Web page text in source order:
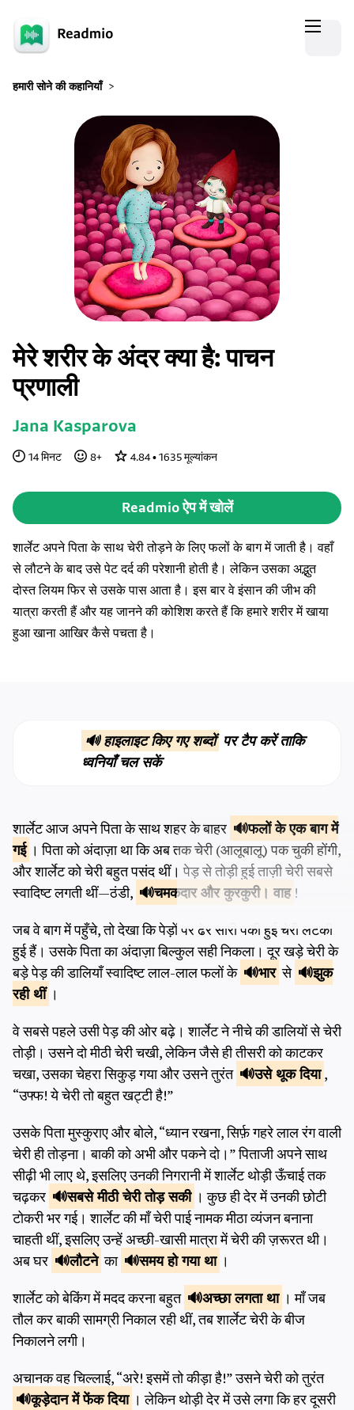
हमारी सोने की कहानियाँ >
मेरे शरीर के अंदर क्या है: पाचन
प्रणाली
Jana Kasparova
14मिनट 8+ 4.84• 1635 मूल्यांकन
Readmio ऐप में खोलें
शार्लेट अपने पिता के साथ चेरी तोड़ने के लिए फलों के बाग में जाती है। वहाँ
से लौटने के बाद उसे पेट दर्द की परेशानी होती है। लेकिन उसका अद्भुत
दोस्त लियम फिर से उसके पास आता है। इस बार वे इंसान की जीभ की
यात्रा करती हैं और यह जानने की कोशिश करते हैं कि हमारे शरीर में खाया
हुआ खाना आखिर कैसे पचता है।
🔊 हाइलाइट किए गए शब्दोंपर टैप करें ताकि
ध्वनियाँ चल सकें
शार्लेट आज अपने पिता के साथ शहर के बाहर फलों के एकबाग में
गई । पिता को अंदाज़ा था कि अब तक चेरी (आलूबालू) पक चुकी होंगी,
और शार्लेट को चेरी बहुत पसंद थीं। पेड़ से तोड़ी हुई ताज़ी चेरी सबसे
स्वादिष्ट लगती थीं—ठंडी,
चमकदार औरकुरकुरी। वाह !
जब वे बाग में पहुँचे, तो देखा कि पेड़ों पर ढेर सारी पकी हुई चेरी लटकी
हुई हैं। उसके पिता का अंदाज़ा बिल्कुल सही निकला। दूर खड़े चेरी के
बड़े पेड़ की डालियाँ स्वादिष्ट लाल-लाल फलों के
भार से
झुक
रही थीं ।
वे सबसे पहले उसी पेड़ की ओर बढ़े। शार्लेट ने नीचे की डालियों से चेरी
तोड़ी। उसने दो मीठी चेरी चखी, लेकिन जैसे ही तीसरी को काटकर
चखा, उसका चेहरा सिकुड़ गया और उसने तुरंत
उसेथूक दिया ,
“उफ्फ! ये चेरी तो बहुत खट्टी है!”
उसके पिता मुस्कुराए और बोले, “ध्यान रखना, सिर्फ़ गहरे लाल रंग वाली
चेरी ही तोड़ना। बाकी को अभी और पकने दो।” पिताजी अपने साथ
सीढ़ी भी लाए थे, इसलिए उनकी निगरानी में शार्लेट थोड़ी ऊँचाई तक
चढ़कर
सबसे मीठी चेरीतोड़ सकी । कुछ ही देर में उनकी छोटी
टोकरी भर गई। शार्लेट की माँ चेरी पाई नामक मीठा व्यंजन बनाना
चाहती थीं, इसलिए उन्हें अच्छी-खासी मात्रा में चेरी की ज़रूरत थी।
अब घर
लौटने का समयहो गया था ।
शार्लेट को बेकिंग में मदद करना बहुत
अच्छालगता था । माँ जब
तौल कर बाकी सामग्री निकाल रही थीं, तब शार्लेट चेरी के बीज
निकालने लगी।
अचानक वह चिल्लाई, “अरे! इसमें तो कीड़ा है!” उसने चेरी को तुरंत
कूड़ेदान मेंफेंक दिया । लेकिन थोड़ी देर में उसे लगा कि हर दूसरी